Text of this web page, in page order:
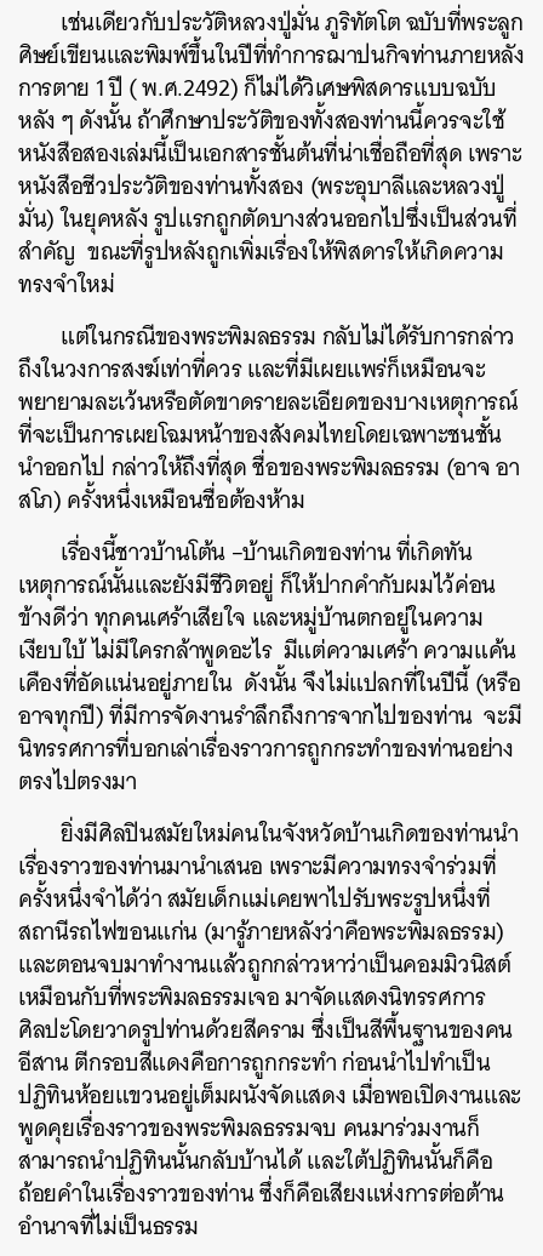
เช่นเดียวกับประวัติหลวงปู่มั่น ภูริทัตโต ฉบับที่พระลูก
ศิษย์เขียนและพิมพ์ขึ้นในปีที่ทำการฌาปนกิจท่านภายหลัง
การตาย 1 ปี ( พ.ศ.2492) ก็ไม่ได้วิเศษพิสดารแบบฉบับ
หลัง ๆ ดังนั้น ถ้าศึกษาประวัติของทั้งสองท่านนี้ควรจะใช้
หนังสือสองเล่มนี้เป็นเอกสารชั้นต้นที่น่าเชื่อถือที่สุด เพราะ
หนังสือชีวประวัติของท่านทั้งสอง (พระอุบาลีและหลวงปู่
มั่น) ในยุคหลัง รูปแรกถูกตัดบางส่วนออกไปซึ่งเป็นส่วนที่
สำคัญ ขณะที่รูปหลังถูกเพิ่มเรื่องให้พิสดารให้เกิดความ
ทรงจำใหม่
แต่ในกรณีของพระพิมลธรรม กลับไม่ได้รับการกล่าว
ถึงในวงการสงฆ์เท่าที่ควร และที่มีเผยแพร่ก็เหมือนจะ
พยายามละเว้นหรือตัดขาดรายละเอียดของบางเหตุการณ์
ที่จะเป็นการเผยโฉมหน้าของสังคมไทยโดยเฉพาะชนชั้น
นำออกไป กล่าวให้ถึงที่สุด ชื่อของพระพิมลธรรม (อาจ อา
สโภ) ครั้งหนึ่งเหมือนชื่อต้องห้าม
เรื่องนี้ชาวบ้านโต้น –บ้านเกิดของท่าน ที่เกิดทัน
เหตุการณ์นั้นและยังมีชีวิตอยู่ ก็ให้ปากคำกับผมไว้ค่อน
ข้างดีว่า ทุกคนเศร้าเสียใจ และหมู่บ้านตกอยู่ในความ
เงียบใบ้ ไม่มีใครกล้าพูดอะไร มีแต่ความเศร้า ความแค้น
เคืองที่อัดแน่นอยู่ภายใน ดังนั้น จึงไม่แปลกที่ในปีนี้ (หรือ
อาจทุกปี) ที่มีการจัดงานรำลึกถึงการจากไปของท่าน จะมี
นิทรรศการที่บอกเล่าเรื่องราวการถูกกระทำของท่านอย่าง
ตรงไปตรงมา
ยิ่งมีศิลปินสมัยใหม่คนในจังหวัดบ้านเกิดของท่านนำ
เรื่องราวของท่านมานำเสนอ เพราะมีความทรงจำร่วมที่
ครั้งหนึ่งจำได้ว่า สมัยเด็กแม่เคยพาไปรับพระรูปหนึ่งที่
สถานีรถไฟขอนแก่น (มารู้ภายหลังว่าคือพระพิมลธรรม)
และตอนจบมาทำงานแล้วถูกกล่าวหาว่าเป็นคอมมิวนิสต์
เหมือนกับที่พระพิมลธรรมเจอ มาจัดแสดงนิทรรศการ
ศิลปะโดยวาดรูปท่านด้วยสีคราม ซึ่งเป็นสีพื้นฐานของคน
อีสาน ตีกรอบสีแดงคือการถูกกระทำ ก่อนนำไปทำเป็น
ปฏิทินห้อยแขวนอยู่เต็มผนังจัดแสดง เมื่อพอเปิดงานและ
พูดคุยเรื่องราวของพระพิมลธรรมจบ คนมาร่วมงานก็
สามารถนำปฏิทินนั้นกลับบ้านได้ และใต้ปฏิทินนั้นก็คือ
ถ้อยคำในเรื่องราวของท่าน ซึ่งก็คือเสียงแห่งการต่อต้าน
อำนาจที่ไม่เป็นธรรม